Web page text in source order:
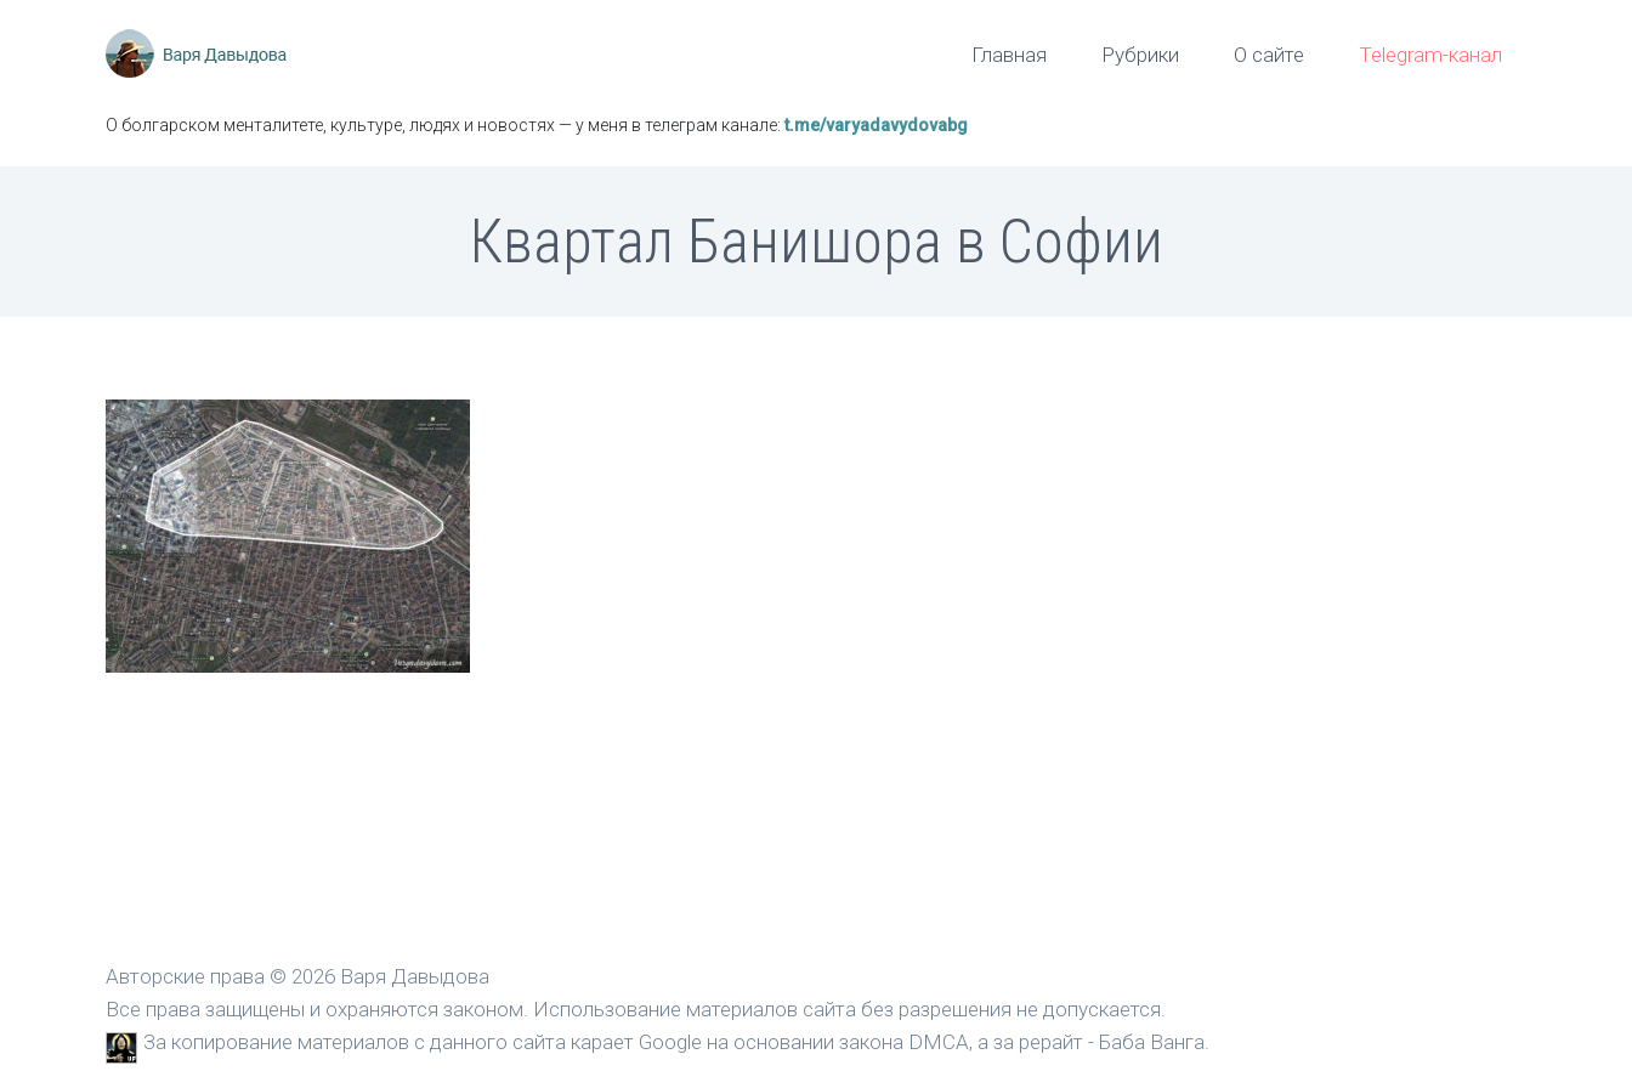
Главная Рубрики О сайте Telegram-канал
О болгарском менталитете, культуре, людях и новостях — у меня в телеграм канале:t.me/varyadavydovabg
Квартал Банишора в Софии
Авторские права © 2026 Варя Давыдова
Все права защищены и охраняются законом. Использование материалов сайта без разрешения не допускается.
За копирование материалов с данного сайта карает Google на основании закона DMCA, а за рерайт - Баба Ванга.